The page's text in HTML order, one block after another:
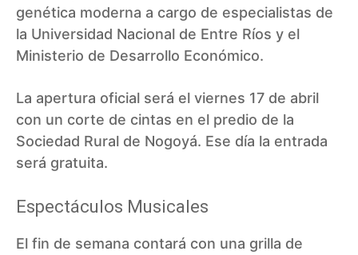
genética moderna a cargo de especialistas de
la Universidad Nacional de Entre Ríos y el
Ministerio de Desarrollo Económico.
La apertura oficial será el viernes 17 de abril
con un corte de cintas en el predio de la
Sociedad Rural de Nogoyá. Ese día la entrada
será gratuita.
Espectáculos Musicales
El fin de semana contará con una grilla de